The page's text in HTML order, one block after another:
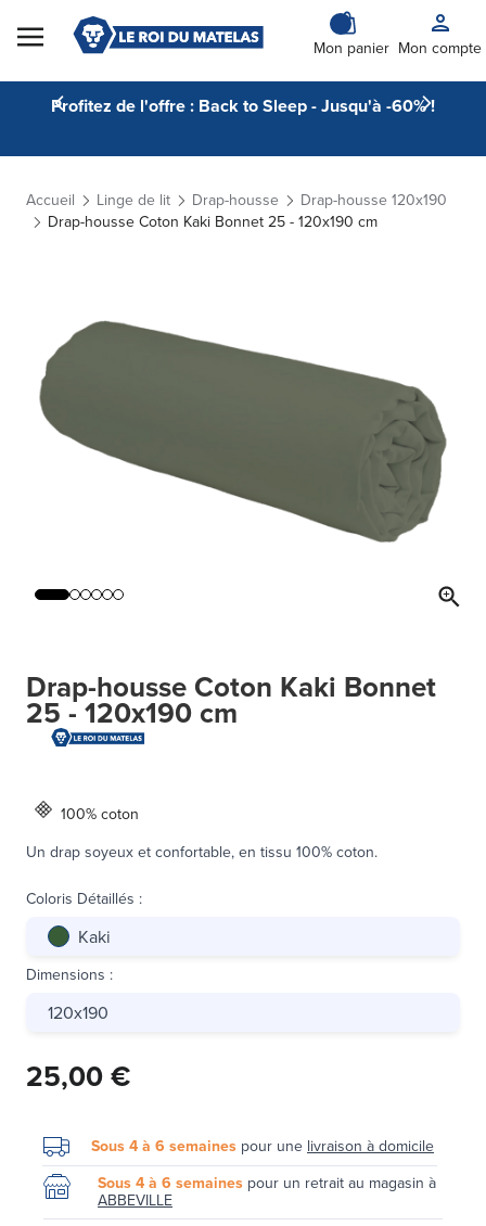
Skip to Content
Mon panier Mon compte
Profitez de l'offre : Back to Sleep - Jusqu'à -60% !
Accueil Linge de lit Drap-housse
Drap-housse 120x190
Drap-housse Coton Kaki Bonnet 25 - 120x190 cm
Drap-housse Coton Kaki Bonnet
25 - 120x190 cm
100% coton
Un drap soyeux et confortable, en tissu 100% coton.
Coloris Détaillés :
Kaki
Dimensions :
120x190
25,00 €
Sous 4 à 6 semaines pour une livraison à domicile
Sous 4 à 6 semaines pour un retrait au magasin à
ABBEVILLE